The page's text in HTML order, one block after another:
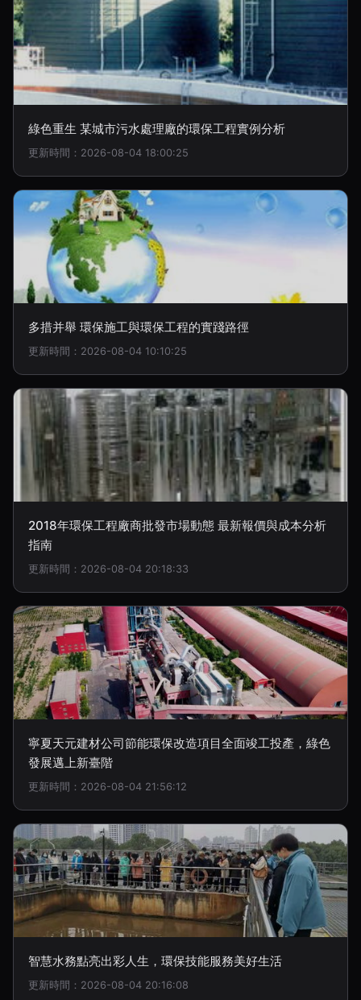
綠色重生 某城市污水處理廠的環保工程實例分析
更新時間：2026-08-04 18:00:25
多措并舉 環保施工與環保工程的實踐路徑
更新時間：2026-08-04 10:10:25
2018年環保工程廠商批發市場動態 最新報價與成本分析
指南
更新時間：2026-08-04 20:18:33
寧夏天元建材公司節能環保改造項目全面竣工投產，綠色
發展邁上新臺階
更新時間：2026-08-04 21:56:12
智慧水務點亮出彩人生，環保技能服務美好生活
更新時間：2026-08-04 20:16:08